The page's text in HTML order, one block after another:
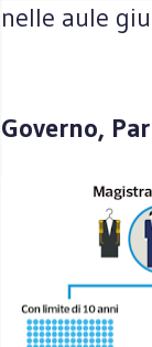
nelle aule
Governo,